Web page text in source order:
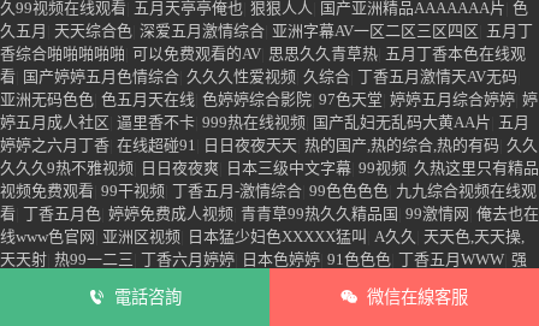
電話咨詢 微信在線客服
人妻少妇免费视频| 丁香五月情色|激情五月天视频|美欧日韩国产成人在战 |成
人一级片|亚洲国产成人AV在线|开心五月深爱五月丁香五月激情五月| 91狠狠
色丁香婷婷综合久久狠丁香综合久久精品|国产午夜精品一区二区|天插天啪天
啪天啪|99热 日韩|婷婷五月天论坛|亚洲综合在线视频 |色播五月天天|夜夜撸
日日骑|激情五月天情色|九九激情|日本玖玖在线|天天日天天爽|www999日韩
精品|99re这里只有|色色色综合色|久久五月天色|久久最新色|激情九月婷婷|
久99视频在线观看|五月天亭亭俺也|狠狠人人|国产亚洲精品AAAAAAA片 |色
久五月|天天综合色| 深爱五月激情综合|亚洲字幕AV一区二区三区四区|五月丁
香综合啪啪啪啪啪|可以免费观看的AV|思思久久青草热|五月丁香本色在线观
看 国产婷婷五月色情综合|久久久性爱视频|久综合|丁香五月激情天AV无码|
亚洲无码色色 色五月天在线|色婷婷综合影院|97色天堂|婷婷五月综合婷婷|婷
婷五月成人社区|逼里香不卡|999热在线视频|国产乱妇无乱码大黄AA片|五月
婷婷之六月丁香
在线超碰91 热的国产,热的综合,热的有码
久久久9热不雅视频|日日夜夜爽 日本三级中文字幕| 99视频|久热这里只有精品